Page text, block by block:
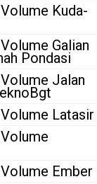
Kuda-
Galian
Pondasi
Jalan
Latasir
Ember